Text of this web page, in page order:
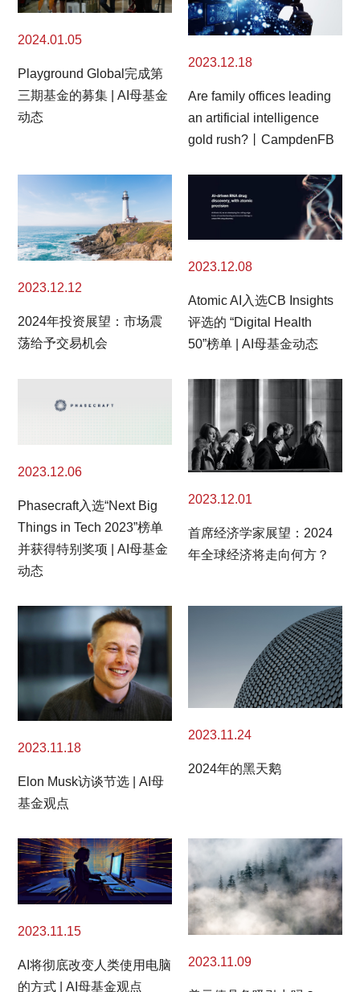
2024.01.05
Playground Global完成第
三期基金的募集 | AI母基金
动态
2023.12.18
Are family offices leading
an artificial intelligence
gold rush?丨CampdenFB
2023.12.12
2024年投资展望：市场震
荡给予交易机会
2023.12.08
Atomic AI入选CB Insights
评选的 “Digital Health
50”榜单 | AI母基金动态
2023.12.06
Phasecraft入选“Next Big
Things in Tech 2023”榜单
并获得特别奖项 | AI母基金
动态
2023.12.01
首席经济学家展望：2024
年全球经济将走向何方？
2023.11.18
Elon Musk访谈节选 | AI母
基金观点
2023.11.24
2024年的黑天鹅
2023.11.15
AI将彻底改变人类使用电脑
的方式 | AI母基金观点
2023.11.09